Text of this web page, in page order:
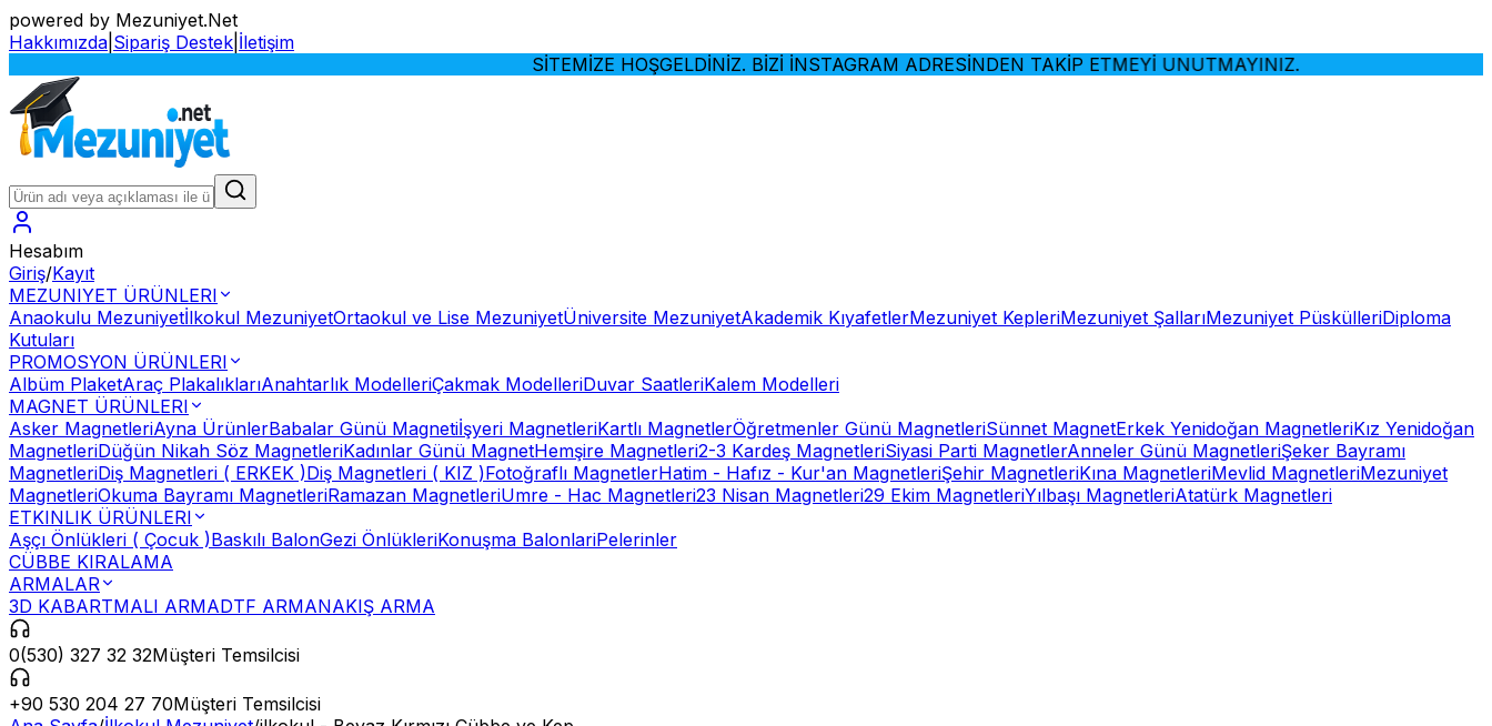
powered by Mezuniyet.Net
Hakkımızda Sipariş Destek İletişim
SİTEMİZE HOŞGELDİNİZ. BİZİ İNSTAGRAM ADRESİNDEN TAKİP ETMEYİ UNUTMAYINIZ.
Hesabım
Giriş/Kayıt
MEZUNIYET ÜRÜNLERI
Anaokulu Mezuniyetİlkokul MezuniyetOrtaokul ve Lise MezuniyetÜniversite MezuniyetAkademik KıyafetlerMezuniyet KepleriMezuniyet ŞallarıMezuniyet PüskülleriDiploma
Kutuları
PROMOSYON ÜRÜNLERI
Albüm PlaketAraç PlakalıklarıAnahtarlık ModelleriÇakmak ModelleriDuvar SaatleriKalem Modelleri
MAGNET ÜRÜNLERI
Asker MagnetleriAyna ÜrünlerBabalar Günü Magnetiİşyeri MagnetleriKartlı MagnetlerÖğretmenler Günü MagnetleriSünnet MagnetErkek Yenidoğan MagnetleriKız Yenidoğan
MagnetleriDüğün Nikah Söz MagnetleriKadınlar Günü MagnetHemşire Magnetleri2-3 Kardeş MagnetleriSiyasi Parti MagnetlerAnneler Günü MagnetleriŞeker Bayramı
MagnetleriDiş Magnetleri ( ERKEK )Diş Magnetleri ( KIZ )Fotoğraflı MagnetlerHatim - Hafız - Kur'an MagnetleriŞehir MagnetleriKına MagnetleriMevlid MagnetleriMezuniyet
MagnetleriOkuma Bayramı MagnetleriRamazan MagnetleriUmre - Hac Magnetleri23 Nisan Magnetleri29 Ekim MagnetleriYılbaşı MagnetleriAtatürk Magnetleri
ETKINLIK ÜRÜNLERI
Aşçı Önlükleri ( Çocuk )Baskılı BalonGezi ÖnlükleriKonuşma BalonlariPelerinler
CÜBBE KIRALAMA
ARMALAR
3D KABARTMALI ARMADTF ARMANAKIŞ ARMA
0(530) 327 32 32Müşteri Temsilcisi
+90 530 204 27 70Müşteri Temsilcisi